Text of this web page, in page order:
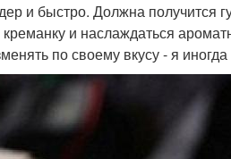
и быстро. Должна получится
и наслаждаться
по своему вкусу - я